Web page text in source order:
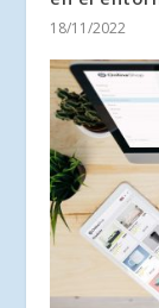
18/11/2022